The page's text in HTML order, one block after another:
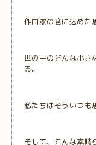
作曲家の音に込めた
世の中のどんな小さ
る。
私たちはそういつも
そして、こんな素晴